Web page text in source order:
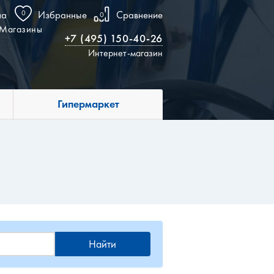
0 Избранные 0 Сравнение
+7 (495) 150-40-26
Интернет-магазин
Гипермаркет
Найти